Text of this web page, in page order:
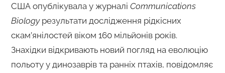
США опублікувала у журналі Communications
Biologyрезультати дослідження рідкісних
скам’янілостей віком 160 мільйонів років.
Знахідки відкривають новий погляд на еволюцію
польоту у динозаврів та ранніх птахів, повідомляє